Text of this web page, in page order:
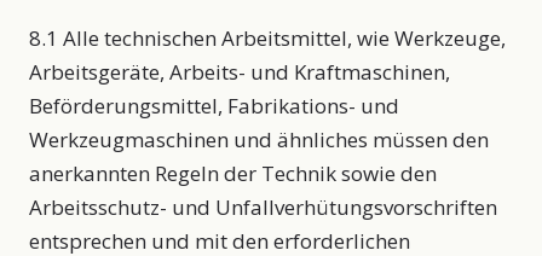
8.1 Alle technischen Arbeitsmittel, wie Werkzeuge,
Arbeitsgeräte, Arbeits- und Kraftmaschinen,
Beförderungsmittel, Fabrikations- und
Werkzeugmaschinen und ähnliches müssen den
anerkannten Regeln der Technik sowie den
Arbeitsschutz- und Unfallverhütungsvorschriften
entsprechen und mit den erforderlichen